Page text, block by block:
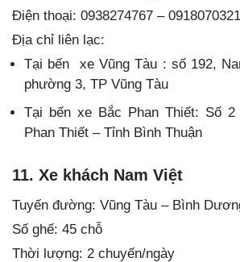
Điện thoại: 0938274767 – 0918070321
Địa chỉ liên lạc:
Tại bến xe Vũng Tàu : số 192,
phường 3, TP Vũng Tàu
Tại bến xe Bắc Phan Thiết: Số
Phan Thiết – Tỉnh Bình Thuận
11. Xe khách Nam Việt
Tuyến đường: Vũng Tàu – Bình
Số ghế: 45 chỗ
Thời lượng: 2 chuyến/ngày